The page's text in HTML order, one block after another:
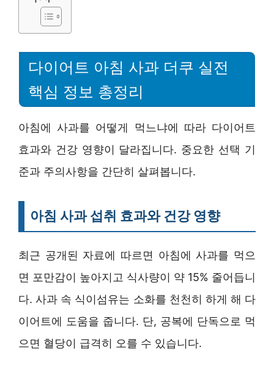
다이어트 아침 사과 더쿠 실전
핵심 정보 총정리
아침에 사과를 어떻게 먹느냐에 따라 다이어트
효과와 건강 영향이 달라집니다. 중요한 선택 기
준과 주의사항을 간단히 살펴봅니다.
아침 사과 섭취 효과와 건강 영향
최근 공개된 자료에 따르면 아침에 사과를 먹으
면 포만감이 높아지고 식사량이 약 15% 줄어듭니
다. 사과 속 식이섬유는 소화를 천천히 하게 해 다
이어트에 도움을 줍니다. 단, 공복에 단독으로 먹
으면 혈당이 급격히 오를 수 있습니다.